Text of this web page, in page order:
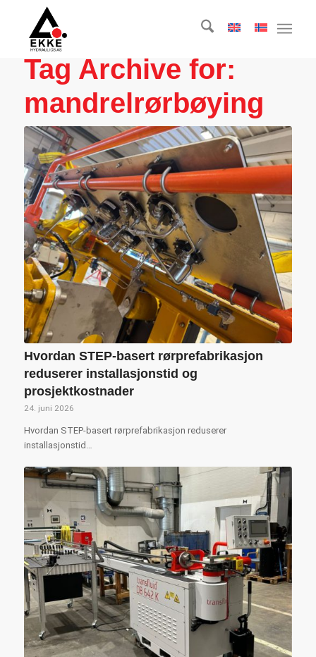
Tag Archive for:
mandrelrørbøying
Hvordan STEP-basert rørprefabrikasjon
reduserer installasjonstid og
prosjektkostnader
24. juni 2026
Hvordan STEP-basert rørprefabrikasjon reduserer
installasjonstid…